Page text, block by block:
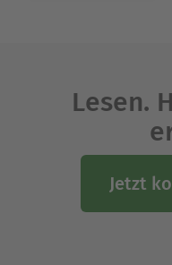
Lesen.
Jetzt